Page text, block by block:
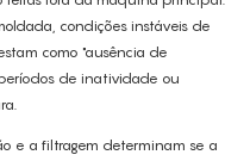
condições instáveis ​​de
como "ausência de
de inatividade ou
e a filtragem determinam se a